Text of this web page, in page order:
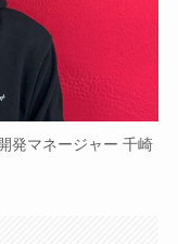
発マネージャー 千崎